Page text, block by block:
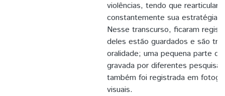
violências, tendo que rearticular
constantemente sua estratégia
Nesse transcurso, ficaram
deles estão guardados e são
oralidade; uma pequena parte
gravada por diferentes
também foi registrada em
visuais.